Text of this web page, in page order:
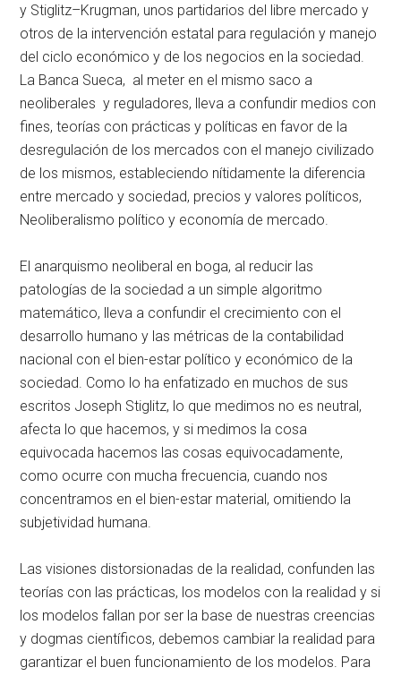
y Stiglitz–Krugman, unos partidarios del libre mercado y
otros de la intervención estatal para regulación y manejo
del ciclo económico y de los negocios en la sociedad.
La Banca Sueca, al meter en el mismo saco a
neoliberales y reguladores, lleva a confundir medios con
fines, teorías con prácticas y políticas en favor de la
desregulación de los mercados con el manejo civilizado
de los mismos, estableciendo nítidamente la diferencia
entre mercado y sociedad, precios y valores políticos,
Neoliberalismo político y economía de mercado.
El anarquismo neoliberal en boga, al reducir las
patologías de la sociedad a un simple algoritmo
matemático, lleva a confundir el crecimiento con el
desarrollo humano y las métricas de la contabilidad
nacional con el bien-estar político y económico de la
sociedad. Como lo ha enfatizado en muchos de sus
escritos Joseph Stiglitz, lo que medimos no es neutral,
afecta lo que hacemos, y si medimos la cosa
equivocada hacemos las cosas equivocadamente,
como ocurre con mucha frecuencia, cuando nos
concentramos en el bien-estar material, omitiendo la
subjetividad humana.
Las visiones distorsionadas de la realidad, confunden las
teorías con las prácticas, los modelos con la realidad y si
los modelos fallan por ser la base de nuestras creencias
y dogmas científicos, debemos cambiar la realidad para
garantizar el buen funcionamiento de los modelos. Para